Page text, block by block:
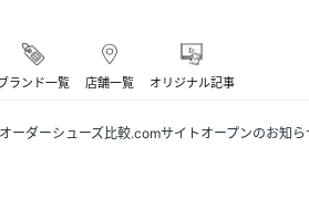
ランド一覧 店舗一覧 オリジナル記事
ーダーシューズ比較.comサイトオープンのお知ら